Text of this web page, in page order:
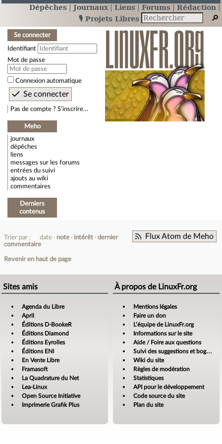
Dépêches Journaux Liens Forums
Rédaction
🎙️ Projets Libres
Se connecter
Identifiant
Mot de passe
Connexion automatique
Pas de compte ? S’inscrire…
Meho
journaux
dépêches
liens
messages sur les forums
entrées du suivi
ajouts au wiki
commentaires
Derniers
contenus
Flux Atom de Meho
Trier par : date note intérêt
dernier
commentaire
Revenir en haut de page
Sites amis
Agenda du Libre
April
Éditions D-BookeR
Éditions Diamond
Éditions Eyrolles
Éditions ENI
En Vente Libre
Framasoft
La Quadrature du Net
Lea-Linux
Open Source Initiative
Imprimerie Grafik Plus
À propos de LinuxFr.org
Mentions légales
Faire un don
L’équipe de LinuxFr.org
Informations sur le site
Aide / Foire aux questions
Suivi des suggestions et bogues
Wiki du site
Règles de modération
Statistiques
API pour le développement
Code source du site
Plan du site